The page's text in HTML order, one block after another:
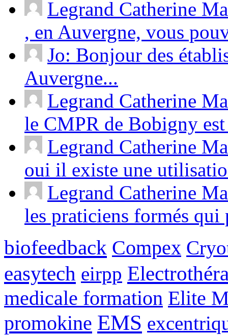
Legrand Catherine
, en Auvergne, vous
Jo: Bonjour des
Auvergne...
Legrand Catherine
le CMPR de Bobigny
Legrand Catherine
oui il existe une
Legrand Catherine
les praticiens formés qui
biofeedback Compex
easytech eirpp
medicale formation Elite
promokine EMS